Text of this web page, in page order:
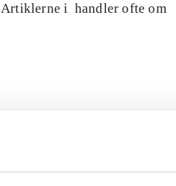
Artiklerne i handler ofte om